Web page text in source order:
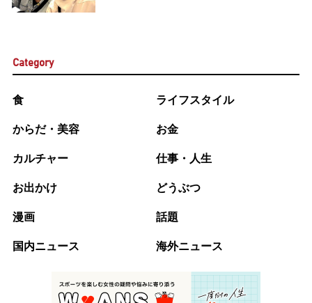
Category
食 ライフスタイル
からだ・美容 お金
カルチャー 仕事・人生
お出かけ どうぶつ
漫画 話題
国内ニュース 海外ニュース